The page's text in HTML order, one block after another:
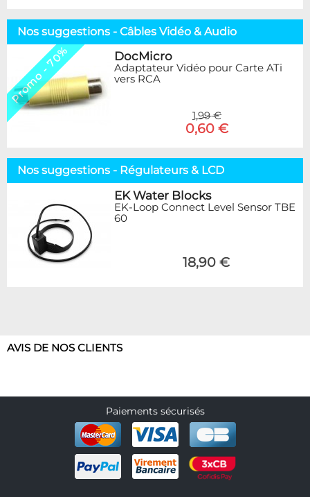
Nos suggestions - Câbles Vidéo & Audio
Promo - 70% DocMicro
Adaptateur Vidéo pour Carte ATi
vers RCA
1,99 €
0,60 €
Nos suggestions - Régulateurs & LCD
EK Water Blocks
EK-Loop Connect Level Sensor TBE
60
18,90 €
AVIS DE NOS CLIENTS
Paiements sécurisés